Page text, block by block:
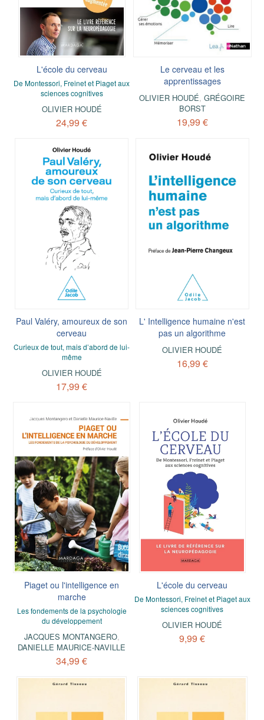
L'école du cerveau
De Montessori, Freinet et Piaget aux
sciences cognitives
OLIVIER HOUDÉ
24,99 €
Le cerveau et les
apprentissages
OLIVIER HOUDÉ,GRÉGOIRE
BORST
19,99 €
Paul Valéry, amoureux de son
cerveau
Curieux de tout, mais d’abord de lui-
même
OLIVIER HOUDÉ
17,99 €
L' Intelligence humaine n'est
pas un algorithme
OLIVIER HOUDÉ
16,99 €
Piaget ou l'intelligence en
marche
Les fondements de la psychologie
du développement
JACQUES MONTANGERO,
DANIELLE MAURICE-NAVILLE
34,99 €
L'école du cerveau
De Montessori, Freinet et Piaget aux
sciences cognitives
OLIVIER HOUDÉ
9,99 €